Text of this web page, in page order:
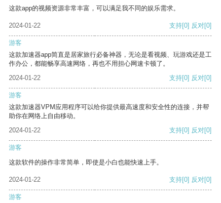
这款app的视频资源非常丰富，可以满足我不同的娱乐需求。
2024-01-22 支持[0] 反对[0]
游客
这款加速器app简直是居家旅行必备神器，无论是看视频、玩游戏还是工
作办公，都能畅享高速网络，再也不用担心网速卡顿了。
2024-01-22
支持[0] 反对[0]
游客
这款加速器VPM应用程序可以给你提供最高速度和安全性的连接，并帮
助你在网络上自由移动。
2024-01-22
支持[0] 反对[0]
游客
这款软件的操作非常简单，即使是小白也能快速上手。
2024-01-22 支持[0] 反对[0]
游客